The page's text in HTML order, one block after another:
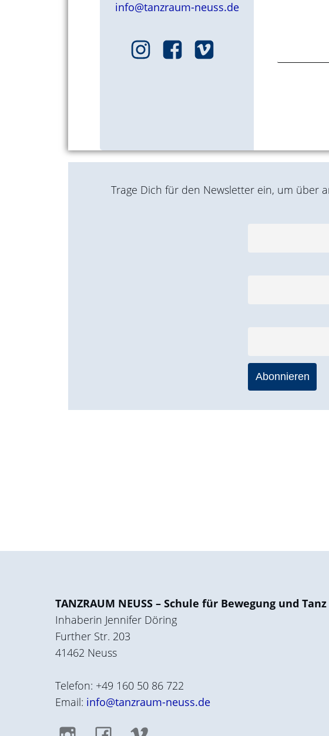
info@tanzraum-neuss.de
Trage Dich für den Newsletter ein, um über
TANZRAUM NEUSS – Schule für Bewegung und Tanz
Inhaberin Jennifer Döring
Further Str. 203
41462 Neuss
Telefon: +49 160 50 86 722
Email: info@tanzraum-neuss.de